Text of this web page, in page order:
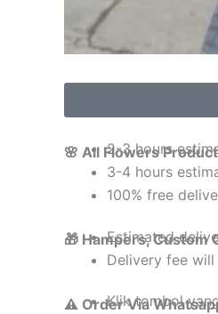
🌸 All Flowers
2-3 hours
3-4 hours
100% free
🎁 Hampers, Custom
Estimated
Delivery fee
⚠️ Order Via
Klik tombol